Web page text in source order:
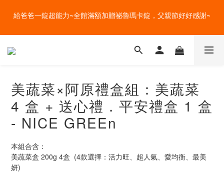
盛夏的餐桌，一定少不了美蔬菜的清爽~ A+B 送購物金🎁一起好好
盛夏的餐桌，一定少不了美蔬菜的清爽~ A+B 送購物金🎁一起好好
直送 4 度的清爽~全館任選多件加贈好禮，一鍵宅配到家！
給爸爸一錠超能力~全館滿額加贈祕魯瑪卡錠，父親節好好感謝~
盛夏的餐桌，一定少不了美蔬菜的清爽~ A+B 送購物金🎁一起好好
吃菜~
美蔬菜×阿原禮盒組：美蔬菜
4 盒 + 送心禮．平安禮盒 1 盒
- NICE GREEn
本組合含：
美蔬菜盒 200g 4盒  (4款選擇：活力旺、超人氣、愛均衡、最美
妍)